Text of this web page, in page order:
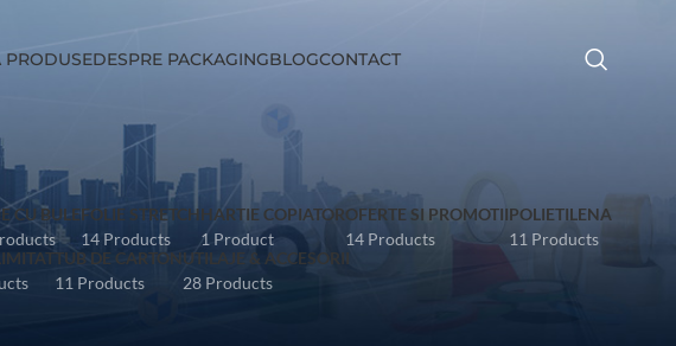
DESPRE PACKAGINGBLOGCONTACT
CU BULEFOLIE STRETCH
14 Products
HARTIE COPIATOR
1 Product
OFERTE SI PROMOTII
14 Products
POLIETILENA
11 Products
TUB DE CARTON
11 Products
UTILAJE & ACCESORII
28 Products